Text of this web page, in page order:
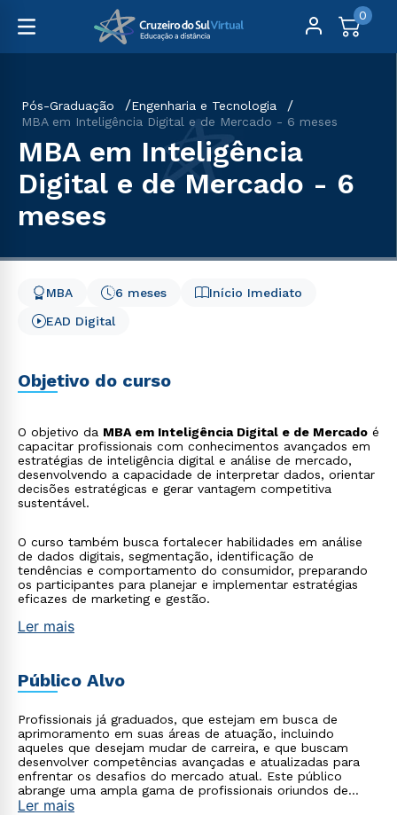
0
Pós-Graduação
Engenharia e Tecnologia
MBA em Inteligência Digital e de Mercado - 6 meses
MBA em Inteligência
Digital e de Mercado - 6
meses
Início Imediato
6 meses
MBA
EAD Digital
Objetivo do curso
O objetivo da MBA em Inteligência Digital e de Mercado é
capacitar profissionais com conhecimentos avançados em
estratégias de inteligência digital e análise de mercado,
desenvolvendo a capacidade de interpretar dados, orientar
decisões estratégicas e gerar vantagem competitiva
sustentável.
O curso também busca fortalecer habilidades em análise
de dados digitais, segmentação, identificação de
tendências e comportamento do consumidor, preparando
os participantes para planejar e implementar estratégias
eficazes de marketing e gestão.
Ler mais
Público Alvo
Profissionais já graduados, que estejam em busca de
aprimoramento em suas áreas de atuação, incluindo
aqueles que desejam mudar de carreira, e que buscam
desenvolver competências avançadas e atualizadas para
enfrentar os desafios do mercado atual. Este público
abrange uma ampla gama de profissionais oriundos de
diversas áreas, como tecnologia, saúde, empresarial,
Ler mais